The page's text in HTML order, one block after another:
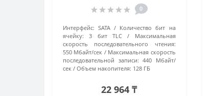
0
Интерфейс: SATA
Количество бит на
ячейку:
3 бит TLC
Максимальная
скорость последовательного чтения:
550 Мбайт/сек
Максимальная скорость
последовательной записи: 440 Мбайт/
сек
Объем накопителя: 128 ГБ
22 964 ₸